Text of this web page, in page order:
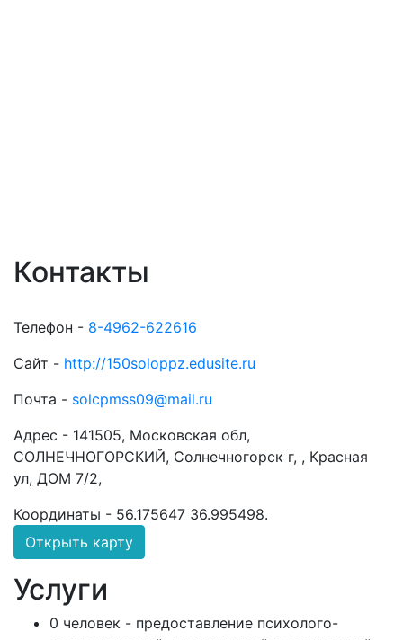
Контакты
Телефон - 8-4962-622616
Сайт - http://150soloppz.edusite.ru
Почта - solcpmss09@mail.ru
Адрес - 141505, Московская обл,
СОЛНЕЧНОГОРСКИЙ, Солнечногорск г, , Красная
ул, ДОМ 7/2,
Координаты - 56.175647 36.995498.
Открыть карту
Услуги
0 человек - предоставление психолого-